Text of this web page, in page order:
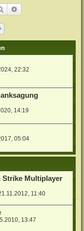
Suche
22:32
14:19
05:04
Strike Multiplayer
11:40
13:47